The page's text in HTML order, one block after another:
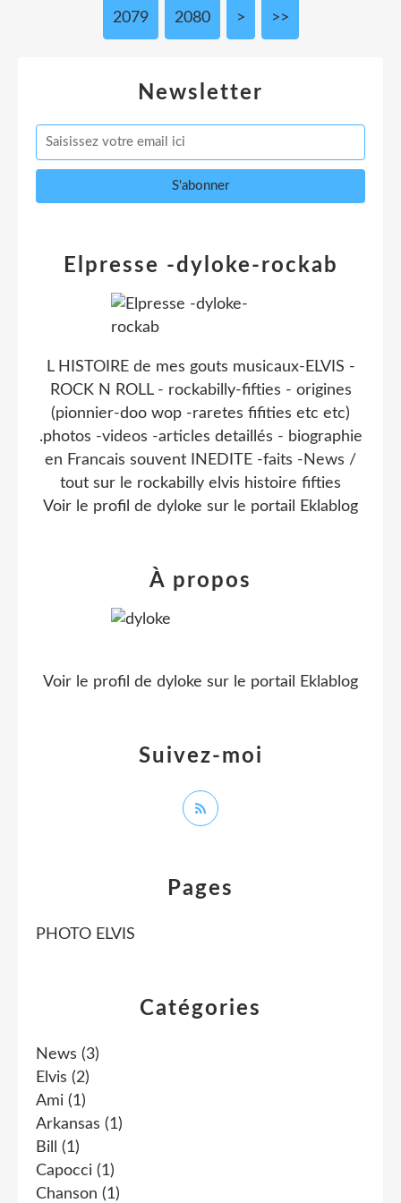
2079 2080 2090
2100
2200
2300
2400
2500
2600
2700
2800
2900
3000
> >>
Newsletter
Catégories
News (3)
Elvis (2)
Ami (1)
Arkansas (1)
Bill
(1)
Capocci (1)
Chanson (1)
Pages
PHOTO ELVIS
Elpresse -dyloke-rockab
L HISTOIRE de mes gouts musicaux-ELVIS -
ROCK N ROLL - rockabilly-fifties - origines
(pionnier-doo wop -raretes fifities etc etc)
.photos -videos -articles detaillés - biographie
en Francais souvent INEDITE -faits -News /
tout sur le rockabilly elvis histoire fifties
Voir le profil de dyloke sur le portail Eklablog
Suivez-moi
À propos
Voir le profil de dyloke sur le portail Eklablog